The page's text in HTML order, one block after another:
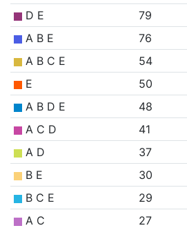
D E
79
A B E
76
A B C E
54
E
50
A B D E
48
A C D
41
A D
37
B E
30
B C E
29
A C
27